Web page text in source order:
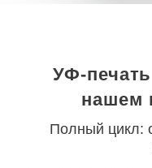
УФ-
нашем
Полный цикл: